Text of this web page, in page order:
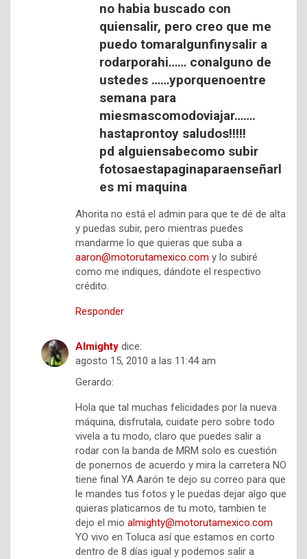
no habia buscado con
quiensalir, pero creo que me
puedo tomaralgunfinysalir a
rodarporahi…… conalguno de
ustedes ……yporquenoentre
semana para
miesmascomodoviajar…….
hastaprontoy saludos!!!!!
pd alguiensabecomo subir
fotosaestapaginaparaenseñarl
es mi maquina
Ahorita no está el admin para que te dé de alta
y puedas subir, pero mientras puedes
mandarme lo que quieras que suba a
aaron@motorutamexico.com y lo subiré
como me indiques, dándote el respectivo
crédito.
Responder
Almighty dice:
agosto 15, 2010 a las 11:44 am
Gerardo:
Hola que tal muchas felicidades por la nueva
máquina, disfrutala, cuidate pero sobre todo
vivela a tu modo, claro que puedes salir a
rodar con la banda de MRM solo es cuestión
de ponernos de acuerdo y mira la carretera NO
tiene final YA Aarón te dejo su correo para que
le mandes tus fotos y le puedas dejar algo que
quieras platicarnos de tu moto, tambien te
dejo el mio almighty@motorutamexico.com
YO vivo en Toluca así que estamos en corto
dentro de 8 días igual y podemos salir a